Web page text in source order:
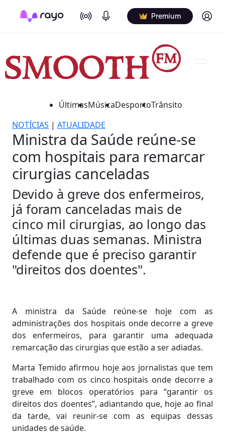
On Air Podcasts Premium Log in
ÚltimasMúsicaDesportoTrânsito
NOTÍCIAS | ATUALIDADE
Ministra da Saúde reúne-se
com hospitais para remarcar
cirurgias canceladas
Devido à greve dos enfermeiros,
já foram canceladas mais de
cinco mil cirurgias, ao longo das
últimas duas semanas. Ministra
defende que é preciso garantir
"direitos dos doentes".
A ministra da Saúde reúne-se hoje com as
administrações dos hospitais onde decorre a greve
dos enfermeiros, para garantir uma adequada
remarcação das cirurgias que estão a ser adiadas.
Marta Temido afirmou hoje aos jornalistas que tem
trabalhado com os cinco hospitais onde decorre a
greve em blocos operatórios para “garantir os
direitos dos doentes”, adiantando que, hoje ao final
da tarde, vai reunir-se com as equipas dessas
unidades de saúde.